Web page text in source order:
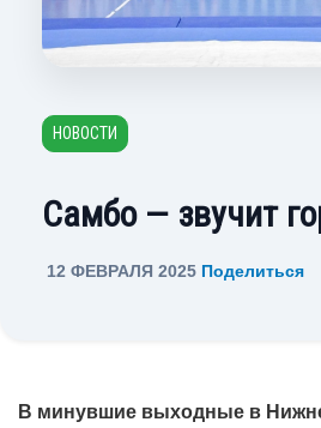
НОВОСТИ
Самбо — звучит
12 ФЕВРАЛЯ 2025 Поделиться
В минувшие выходные в